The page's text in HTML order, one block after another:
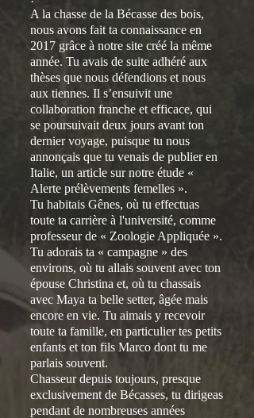
A la chasse de la Bécasse des bois,
nous avons fait ta connaissance en
2017 grâce à notre site créé la même
année. Tu avais de suite adhéré aux
thèses que nous défendions et nous
aux tiennes. Il s’ensuivit une
collaboration franche et efficace, qui
se poursuivait deux jours avant ton
dernier voyage, puisque tu nous
annonçais que tu venais de publier en
Italie, un article sur notre étude «
Alerte prélèvements femelles ».
Tu habitais Gênes, où tu effectuas
toute ta carrière à l'université, comme
professeur de « Zoologie Appliquée ».
Tu adorais ta « campagne » des
environs, où tu allais souvent avec ton
épouse Christina et, où tu chassais
avec Maya ta belle setter, âgée mais
encore en vie. Tu aimais y recevoir
toute ta famille, en particulier tes petits
enfants et ton fils Marco dont tu me
parlais souvent.
Chasseur depuis toujours, presque
exclusivement de Bécasses, tu dirigeas
pendant de nombreuses années